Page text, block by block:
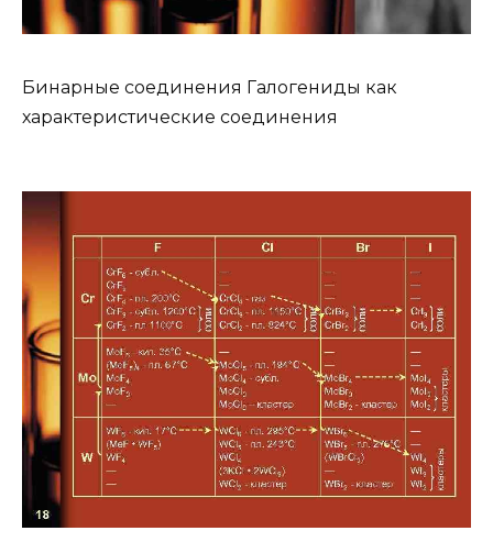
Бинарные соединения Галогениды как
характеристические соединения